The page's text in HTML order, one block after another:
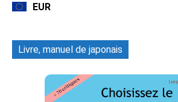
EUR
Livre, manuel de japonais